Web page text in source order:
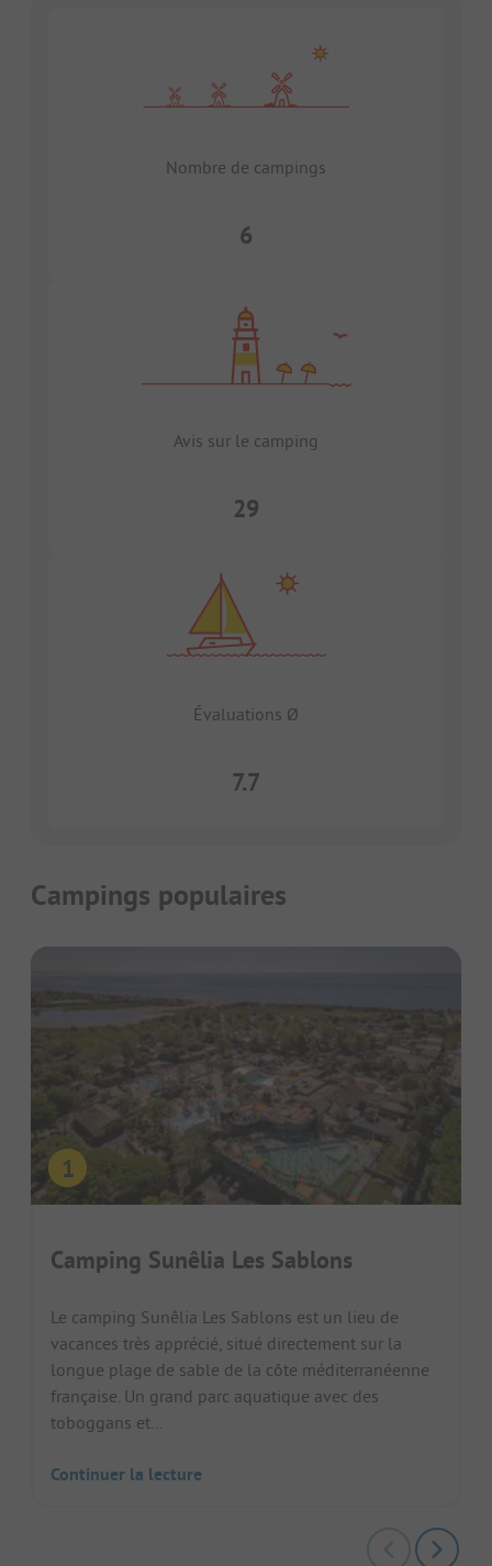
Nombre de campings
6
Avis sur le camping
29
Évaluations Ø
7.7
Campings populaires
Camping Sunêlia Les Sablons
Le camping Sunêlia Les Sablons est un lieu de
vacances très apprécié, situé directement sur la
longue plage de sable de la côte méditerranéenne
française. Un grand parc aquatique avec des
toboggans et...
Continuer la lecture